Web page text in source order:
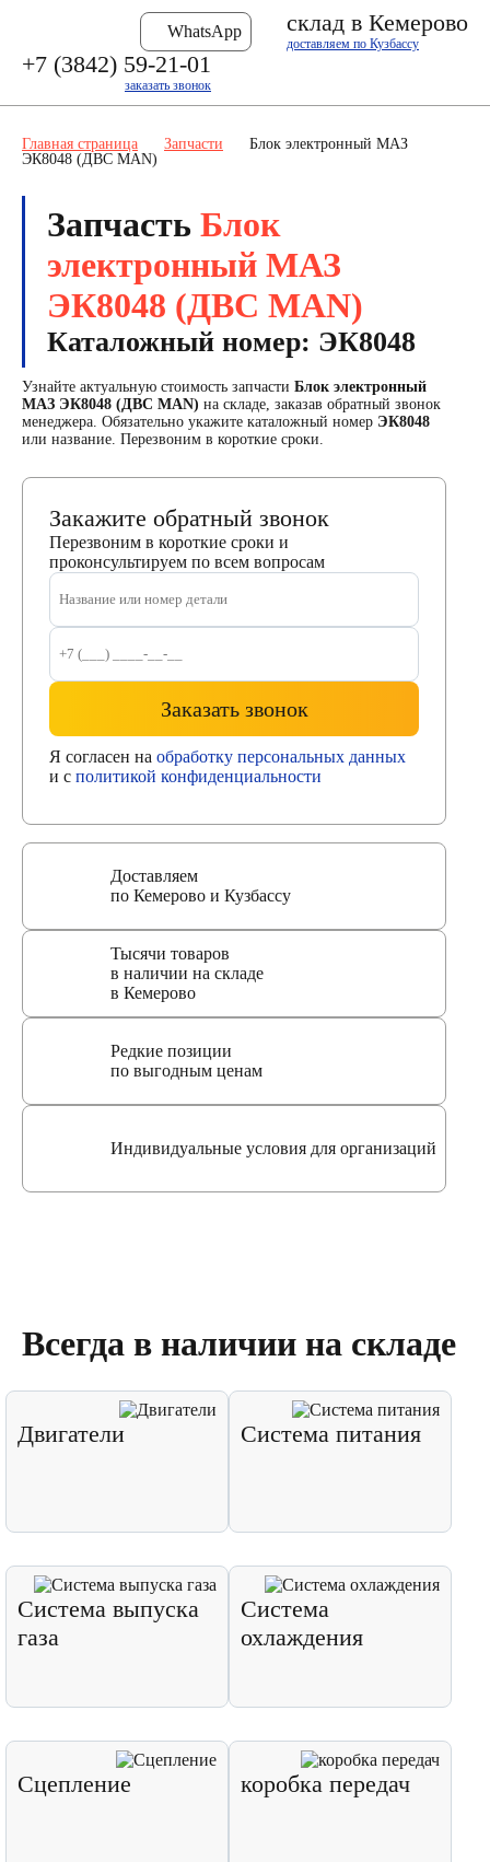
WhatsApp склад в Кемерово
доставляем по Кузбассу
+7 (3842) 59-21-01
заказать звонок
Главная страница Запчасти
Блок электронный МАЗ
ЭК8048 (ДВС MAN)
Запчасть Блок
электронный МАЗ
ЭК8048 (ДВС MAN)
Каталожный номер: ЭК8048
Узнайте актуальную стоимость запчасти Блок электронный
МАЗ ЭК8048 (ДВС MAN) на складе, заказав обратный звонок
менеджера. Обязательно укажите каталожный номер ЭК8048
или название. Перезвоним в короткие сроки.
Закажите обратный звонок
Перезвоним в короткие сроки и
проконсультируем по всем вопросам
Заказать звонок
Я согласен на обработку персональных данных
и с политикой конфиденциальности
Доставляем
по Кемерово и Кузбассу
Тысячи товаров
в наличии на складе
в Кемерово
Редкие позиции
по выгодным ценам
Индивидуальные условия для организаций
Всегда в наличии на складе
Двигатели Система питания
Система выпуска
газа
Система
охлаждения
Сцепление коробка передач